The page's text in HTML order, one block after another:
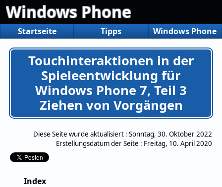
Windows Phone
Startseite Tipps Windows Phone
Touchinteraktionen in der
Spieleentwicklung für
Windows Phone 7, Teil 3
Ziehen von Vorgängen
Diese Seite wurde aktualisiert : Sonntag, 30. Oktober 2022
Erstellungsdatum der Seite : Freitag, 10. April 2020
Index